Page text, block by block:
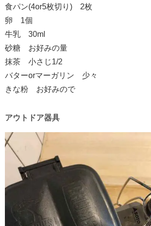
食パン(4or5枚切り) 2枚
卵 1個
牛乳 30ml
砂糖 お好みの量
抹茶 小さじ1/2
バターorマーガリン 少々
きな粉 お好みので
アウトドア器具